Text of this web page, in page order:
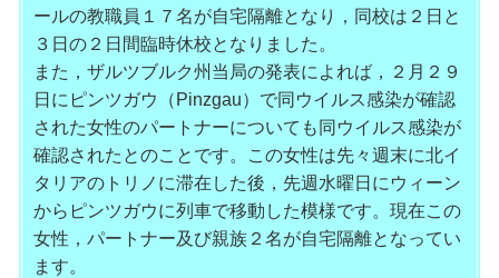
ールの教職員１７名が自宅隔離となり，同校は２日と
３日の２ 日間臨時休校となりました。
また，ザルツブルク州当局の発表によれば，２月２９
日にピンツガウ（Pinzgau）で同ウイルス感染が確認
された女性のパート ナーについても同ウイルス感染が
確認されたとのことです。この女性は先々週末に北イ
タリアのトリノに滞在した後，先週水曜日にウ ィーン
からピンツガウに列車で移動した模様です。現在この
女性， パートナー及び親族２名が自宅隔離となってい
ます。